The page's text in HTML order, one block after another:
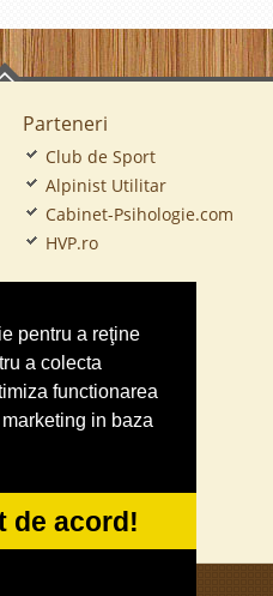
pentru a reţine
a colecta
functionarea
in baza
de acord!
Parteneri
Club de Sport
Alpinist Utilitar
Cabinet-Psihologie.com
HVP.ro